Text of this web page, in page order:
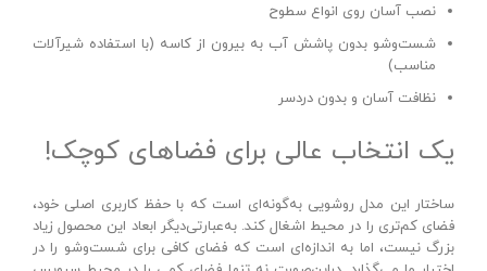
نصب آسان روی انواع سطوح
شست‌وشو بدون پاشش آب به بیرون از کاسه (با استفاده شیرآلات
مناسب)
نظافت آسان و بدون دردسر
یک انتخاب عالی برای فضاهای کوچک!
ساختار این مدل روشویی به‌گونه‌ای است که با حفظ کاربری اصلی خود،
فضای کم‌تری را در محیط اشغال کند. به‌عبارتی‌دیگر ابعاد این محصول زیاد
بزرگ نیست، اما به اندازه‌ای است که فضای کافی برای شست‌وشو را در